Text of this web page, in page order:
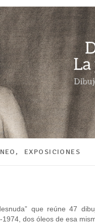
, EXPOSICIONES
que reúne 47
dos óleos de esa